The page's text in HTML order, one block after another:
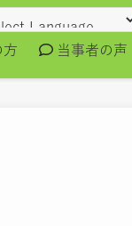
方 当事者の声